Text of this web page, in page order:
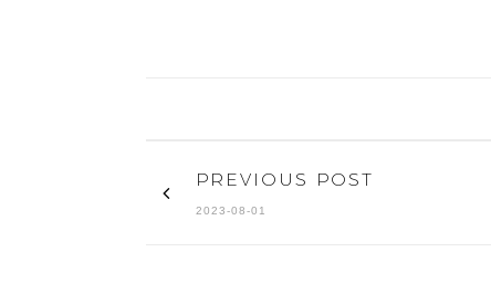
PREVIOUS POST
2023-08-01